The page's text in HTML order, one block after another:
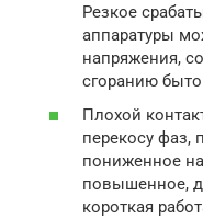
Резкое
аппаратуры
напряжения,
сгоранию
Плохой
перекосу фаз,
пониженное
повышенное,
короткая